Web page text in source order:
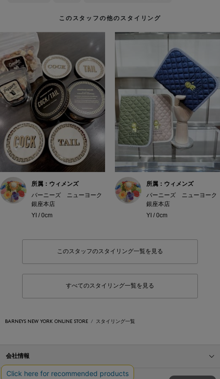
このスタッフの他のスタイリング
所属：ウィメンズ
バーニーズ ニューヨーク
銀座本店
YI / 0cm
所属：ウィメンズ
バーニーズ ニューヨーク
銀座本店
YI / 0cm
このスタッフのスタイリング一覧を見る
すべてのスタイリング一覧を見る
BARNEYS NEW YORK ONLINE STORE スタイリング一覧
会社情報